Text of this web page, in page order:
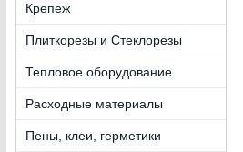
Крепеж
Плиткорезы и Стеклорезы
Тепловое оборудование
Расходные материалы
Пены, клеи, герметики